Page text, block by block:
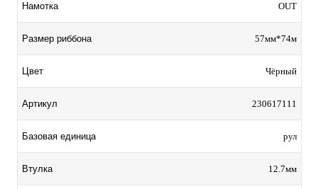
Намотка OUT
Размер риббона 57мм*74м
Цвет Чёрный
Артикул 230617111
Базовая единица рул
Втулка 12.7мм